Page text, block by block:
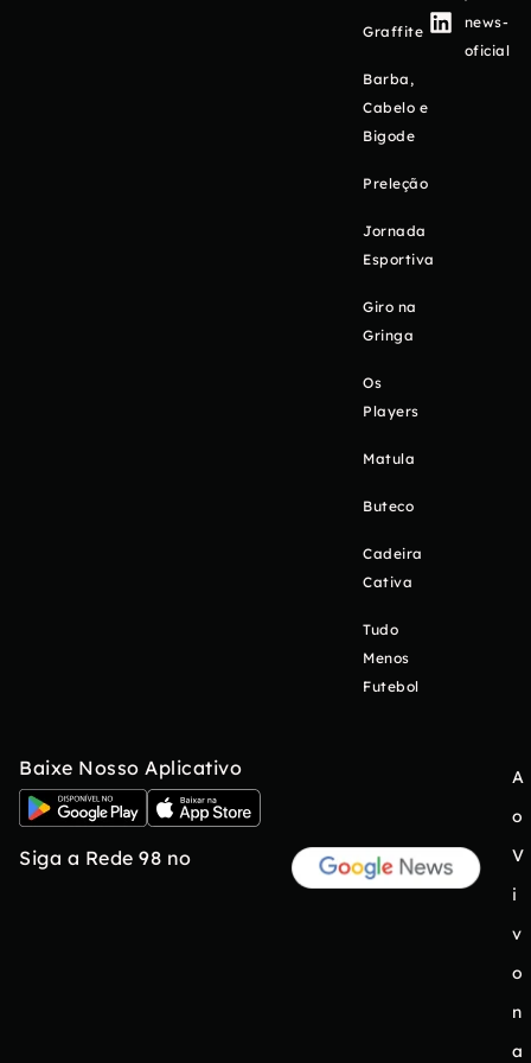
Graffite
Barba,
Cabelo e
Bigode
Preleção
Jornada
Esportiva
Giro na
Gringa
Os
Players
Matula
Buteco
Cadeira
Cativa
Tudo
Menos
Futebol
news-
oficial
Baixe Nosso Aplicativo
Siga a Rede 98 no
A
o
V
i
v
o
n
a